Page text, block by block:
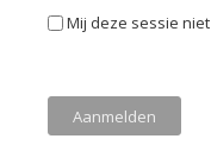
Mij deze sessie